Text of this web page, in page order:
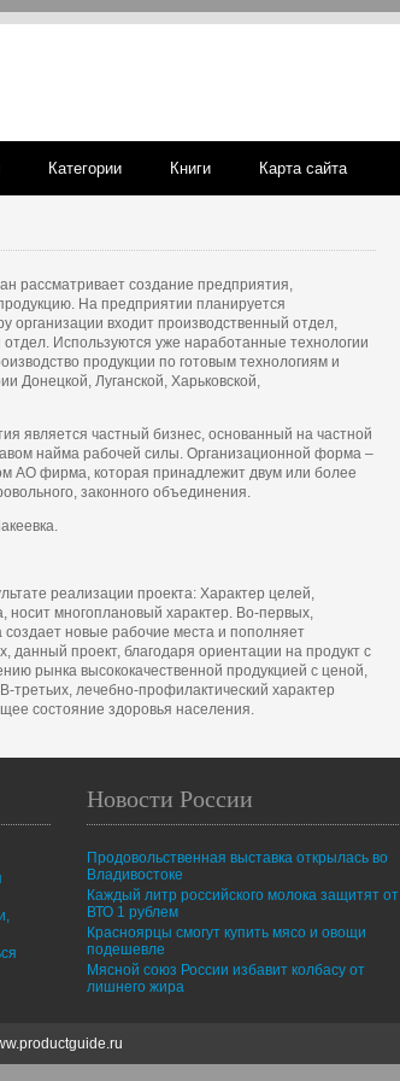
Категории Книги Карта сайта
рассматривает создание предприятия,
На предприятии планируется
организации входит производственный отдел,
Используются уже наработанные технологии
продукции по готовым технологиям и
Донецкой, Луганской, Харьковской,
является частный бизнес, основанный на частной
найма рабочей силы. Организационной форма –
АО фирма, которая принадлежит двум или более
законного объединения.
реализации проекта: Характер целей,
носит многоплановый характер. Во-первых,
новые рабочие места и пополняет
проект, благодаря ориентации на продукт с
рынка высококачественной продукцией с ценой,
лечебно-профилактический характер
состояние здоровья населения.
Новости России
Продовольственная выставка открылась во
Владивостоке
Каждый литр российского молока защитят от
ВТО 1 рублем
Красноярцы смогут купить мясо и овощи
подешевле
Мясной союз России избавит колбасу от
лишнего жира